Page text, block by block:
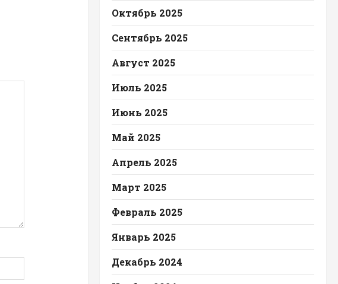
Октябрь 2025
Сентябрь 2025
Август 2025
Июль 2025
Июнь 2025
Май 2025
Апрель 2025
Март 2025
Февраль 2025
Январь 2025
Декабрь 2024